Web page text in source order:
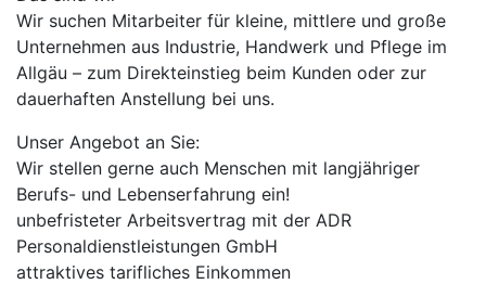
Wir suchen Mitarbeiter für kleine, mittlere und große
Unternehmen aus Industrie, Handwerk und Pflege im
Allgäu – zum Direkteinstieg beim Kunden oder zur
dauerhaften Anstellung bei uns.
Unser Angebot an Sie:
Wir stellen gerne auch Menschen mit langjähriger
Berufs- und Lebenserfahrung ein!
unbefristeter Arbeitsvertrag mit der ADR
Personaldienstleistungen GmbH
attraktives tarifliches Einkommen